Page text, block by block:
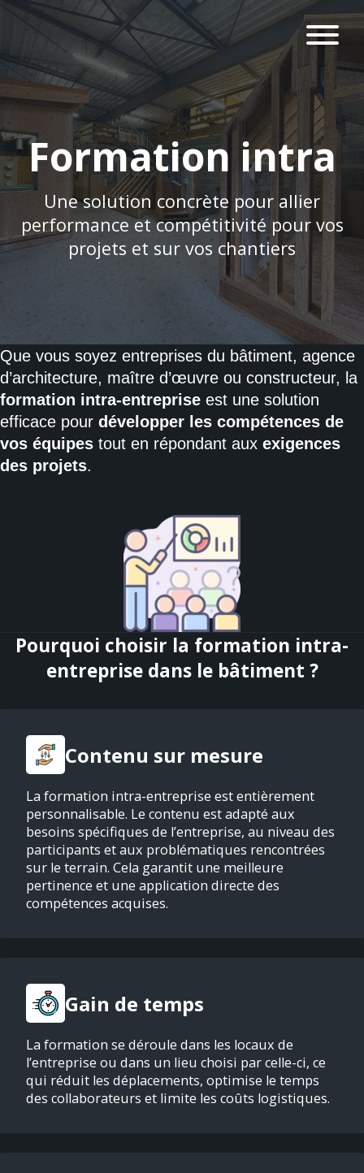
Formation intra
Une solution concrète pour allier
performance et compétitivité pour vos
projets et sur vos chantiers
Que vous soyez entreprises du bâtiment, agence
d’architecture, maître d’œuvre ou constructeur, la
formation intra-entreprise est une solution
efficace pour développer les compétences de
vos équipes tout en répondant aux exigences
des projets.
Pourquoi choisir la formation intra-
entreprise dans le bâtiment ?
Contenu sur mesure
La formation intra-entreprise est entièrement
personnalisable. Le contenu est adapté aux
besoins spécifiques de l’entreprise, au niveau des
participants et aux problématiques rencontrées
sur le terrain. Cela garantit une meilleure
pertinence et une application directe des
compétences acquises.
Gain de temps
La formation se déroule dans les locaux de
l’entreprise ou dans un lieu choisi par celle-ci, ce
qui réduit les déplacements, optimise le temps
des collaborateurs et limite les coûts logistiques.